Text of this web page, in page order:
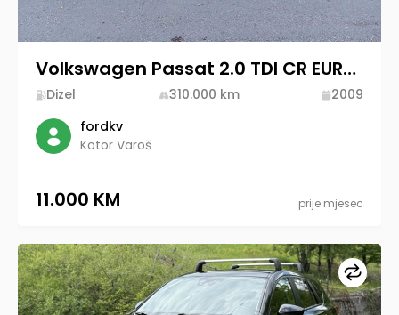
Volkswagen Passat 2.0 TDI CR EURO5
Dizel 310.000 km
2009
fordkv
Kotor Varoš
11.000 KM prije mjesec